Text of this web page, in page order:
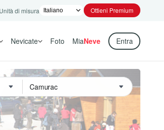
Unità di misura Ottieni Premium
Nevicate Foto MiaNeve Entra